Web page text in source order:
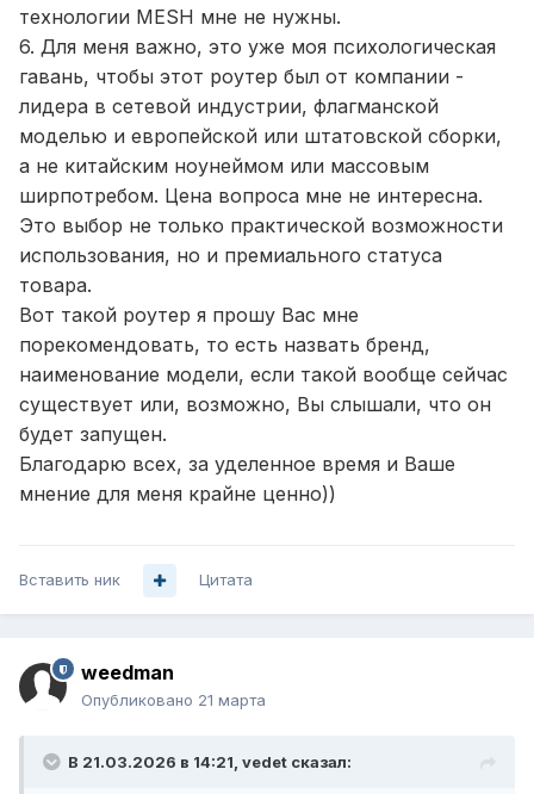
технологии MESH мне не нужны.
6. Для меня важно, это уже моя психологическая
гавань, чтобы этот роутер был от компании -
лидера в сетевой индустрии, флагманской
моделью и европейской или штатовской сборки,
а не китайским ноунеймом или массовым
ширпотребом. Цена вопроса мне не интересна.
Это выбор не только практической возможности
использования, но и премиального статуса
товара.
Вот такой роутер я прошу Вас мне
порекомендовать, то есть назвать бренд,
наименование модели, если такой вообще сейчас
существует или, возможно, Вы слышали, что он
будет запущен.
Благодарю всех, за уделенное время и Ваше
мнение для меня крайне ценно))
Вставить ник Цитата
weedman
Опубликовано 21 марта
В 21.03.2026 в 14:21, vedet сказал: